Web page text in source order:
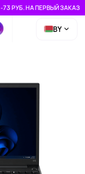
-73 РУБ. НА ПЕРВЫЙ ЗАКАЗ
BY